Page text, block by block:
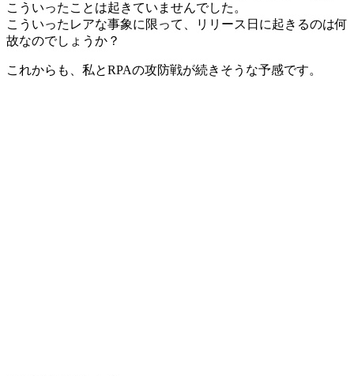
こういったことは起きていませんでした。
こういったレアな事象に限って、リリース日に起きるのは何
故なのでしょうか？
これからも、私とRPAの攻防戦が続きそうな予感です。